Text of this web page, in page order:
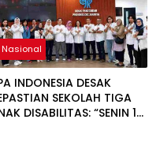
Nasional
INDONESIA DESAK
SEKOLAH TIGA
DISABILITAS: “SENIN 10